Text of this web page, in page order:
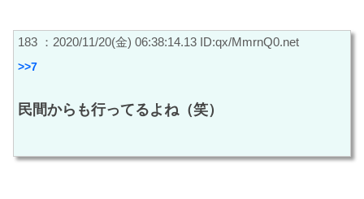
183 ：2020/11/20(金) 06:38:14.13 ID:qx/MmrnQ0.net
>>7
民間からも行ってるよね（笑）